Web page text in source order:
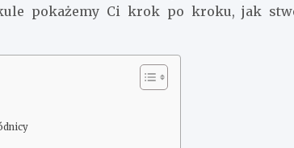
pokażemy Ci krok po kroku, jak